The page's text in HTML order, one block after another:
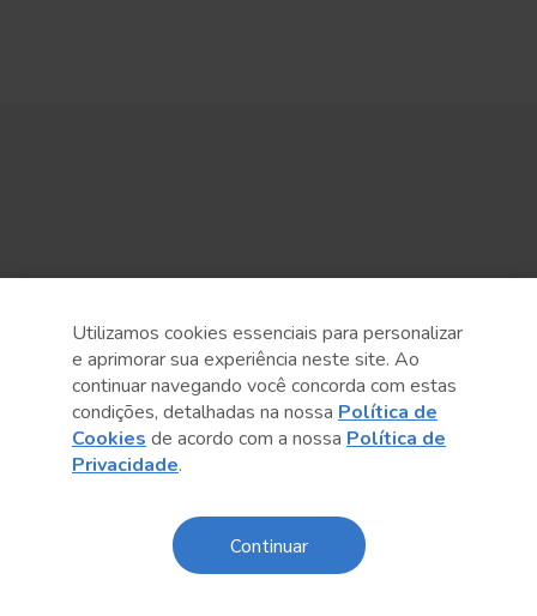
Utilizamos cookies essenciais para personalizar
e aprimorar sua experiência neste site. Ao
continuar navegando você concorda com estas
condições, detalhadas na nossa Política de
Cookies de acordo com a nossa Política de
Privacidade.
Continuar